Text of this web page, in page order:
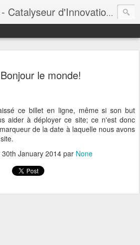
BusinessQuests - Catalyseur d'Innovation en Entreprise
Bonjour le monde!
ce billet en ligne, même si son but
aider à déployer ce site; ce n'est donc
de la date à laquelle nous avons
30th January 2014 par None